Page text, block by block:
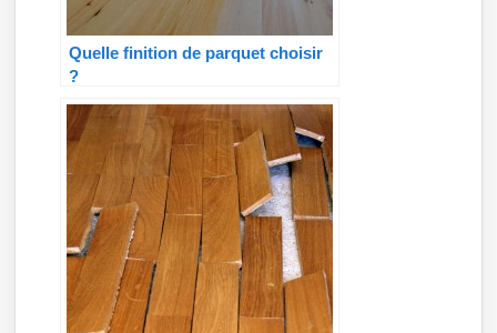
Quelle finition de parquet choisir
?